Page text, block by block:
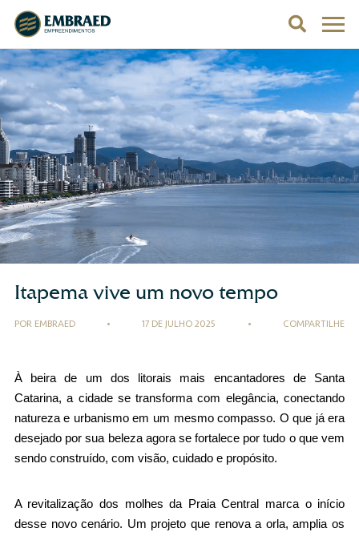
Itapema vive um novo tempo
POR EMBRAED • 17 DE JULHO 2025 • COMPARTILHE
À beira de um dos litorais mais encantadores de Santa
Catarina, a cidade se transforma com elegância, conectando
natureza e urbanismo em um mesmo compasso. O que já era
desejado por sua beleza agora se fortalece por tudo o que vem
sendo construído, com visão, cuidado e propósito.
A revitalização dos molhes da Praia Central marca o início
desse novo cenário. Um projeto que renova a orla, amplia os